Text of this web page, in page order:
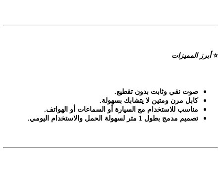
⭐ أبرز المميزات
صوت نقي وثابت بدون تقطيع.
كابل مرن ومتين لا يتشابك بسهولة.
مناسب للاستخدام مع السيارة أو السماعات أو الهواتف.
تصميم مدمج بطول 1 متر لسهولة الحمل والاستخدام اليومي
.